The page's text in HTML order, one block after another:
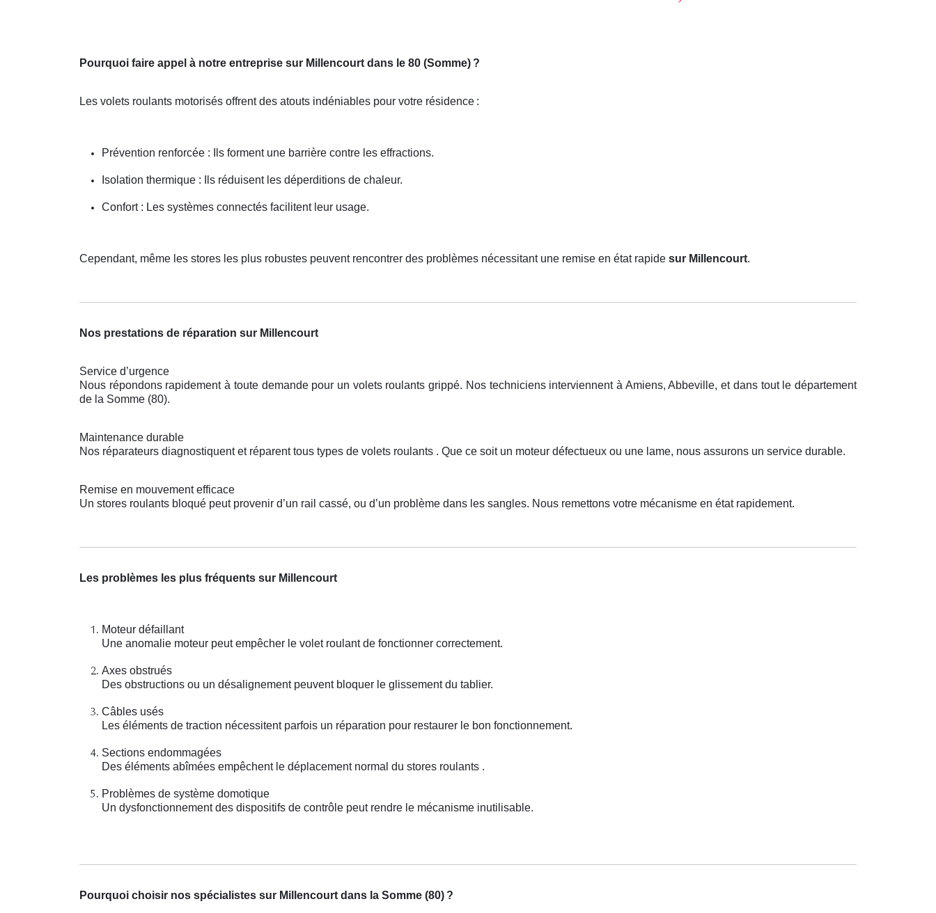
Pourquoi faire appel à notre entreprise sur Millencourt dans le 80 (Somme) ?
Les volets roulants motorisés offrent des atouts indéniables pour votre résidence :
Prévention renforcée : Ils forment une barrière contre les effractions.
Isolation thermique : Ils réduisent les déperditions de chaleur.
Confort : Les systèmes connectés facilitent leur usage.
Cependant, même les stores les plus robustes peuvent rencontrer des problèmes nécessitant une remise en état rapide sur Millencourt.
Nos prestations de réparation sur Millencourt
Service d’urgence
Nous répondons rapidement à toute demande pour un volets roulants grippé. Nos techniciens interviennent à Amiens, Abbeville, et dans tout le département
de la Somme (80).
Maintenance durable
Nos réparateurs diagnostiquent et réparent tous types de volets roulants . Que ce soit un moteur défectueux ou une lame, nous assurons un service durable.
Remise en mouvement efficace
Un stores roulants bloqué peut provenir d’un rail cassé, ou d’un problème dans les sangles. Nous remettons votre mécanisme en état rapidement.
Les problèmes les plus fréquents sur Millencourt
Moteur défaillant
Une anomalie moteur peut empêcher le volet roulant de fonctionner correctement.
Axes obstrués
Des obstructions ou un désalignement peuvent bloquer le glissement du tablier.
Câbles usés
Les éléments de traction nécessitent parfois un réparation pour restaurer le bon fonctionnement.
Sections endommagées
Des éléments abîmées empêchent le déplacement normal du stores roulants .
Problèmes de système domotique
Un dysfonctionnement des dispositifs de contrôle peut rendre le mécanisme inutilisable.
Pourquoi choisir nos spécialistes sur Millencourt dans la Somme (80) ?